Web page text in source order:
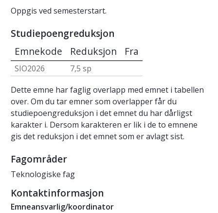
Oppgis ved semesterstart.
Studiepoengreduksjon
Emnekode Reduksjon Fra
SIO2026
7,5 sp
Dette emne har faglig overlapp med emnet i tabellen
over. Om du tar emner som overlapper får du
studiepoengreduksjon i det emnet du har dårligst
karakter i. Dersom karakteren er lik i de to emnene
gis det reduksjon i det emnet som er avlagt sist.
Fagområder
Teknologiske fag
Kontaktinformasjon
Emneansvarlig/koordinator